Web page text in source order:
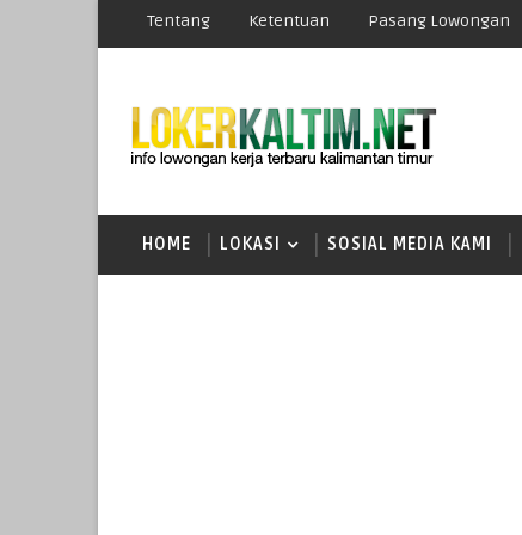
Tentang Ketentuan Pasang Lowongan
HOME LOKASI SOSIAL MEDIA KAMI